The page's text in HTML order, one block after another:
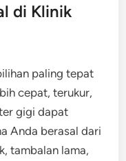
di Klinik
paling tepat
cepat, terukur,
gigi dapat
Anda berasal dari
tambalan lama,